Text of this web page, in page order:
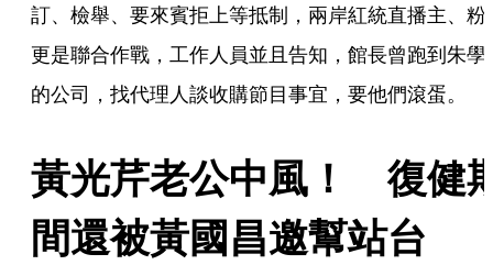
訂、檢舉、要來賓拒上等抵制，兩岸紅統直播主、粉
更是聯合作戰，工作人員並且告知，館長曾跑到朱學
的公司，找代理人談收購節目事宜，要他們滾蛋。
黃光芹老公中風！　復健
間還被黃國昌邀幫站台